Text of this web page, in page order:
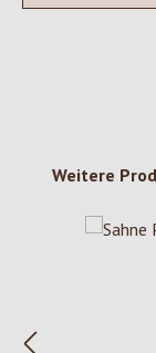
Weitere